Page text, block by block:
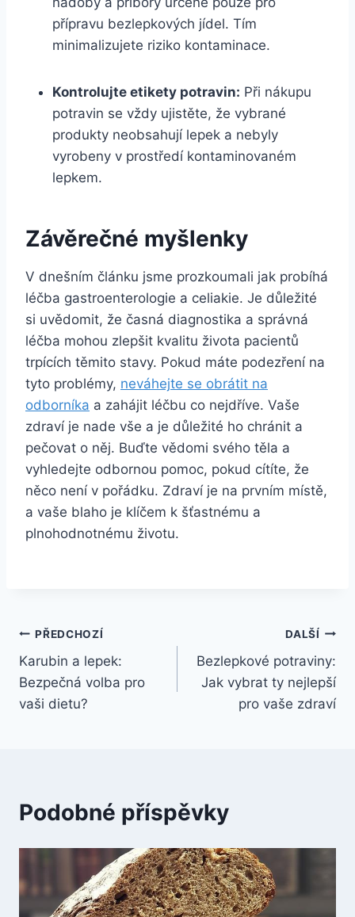
přípravu bezlepkových jídel. Tím
minimalizujete riziko kontaminace.
Kontrolujte etikety potravin: Při nákupu
potravin se vždy ujistěte, že vybrané
produkty neobsahují lepek a nebyly
vyrobeny v prostředí kontaminovaném
lepkem.
Závěrečné myšlenky
V dnešním článku jsme prozkoumali jak probíhá
léčba gastroenterologie a celiakie. Je důležité
si uvědomit, že časná diagnostika a správná
léčba mohou zlepšit kvalitu života pacientů
trpících těmito stavy. Pokud máte podezření na
tyto problémy, neváhejte se obrátit na
odborníka a zahájit léčbu co nejdříve. Vaše
zdraví je nade vše a je důležité ho chránit a
pečovat o něj. Buďte vědomi svého těla a
vyhledejte odbornou pomoc, pokud cítíte, že
něco není v pořádku. Zdraví je na prvním místě,
a vaše blaho je klíčem k šťastnému a
plnohodnotnému životu.
Navigace
pro
příspěvek
PŘEDCHOZÍ
Karubin a lepek:
Bezpečná volba pro
vaši dietu?
DALŠÍ
Bezlepkové potraviny:
Jak vybrat ty nejlepší
pro vaše zdraví
Podobné příspěvky